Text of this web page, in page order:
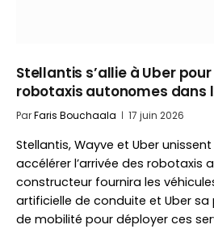
Stellantis s’allie à Uber
robotaxis autonomes dans
ParFaris Bouchaala 17 juin 2026
Stellantis, Wayve et Uber
accélérer l’arrivée des robotaxis
constructeur fournira les
artificielle de conduite et Uber
de mobilité pour déployer ces